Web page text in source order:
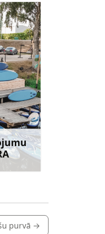
vairāk
purvā →